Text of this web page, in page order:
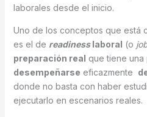
laborales desde el inicio.
Uno de los conceptos que está
es el de readinesslaboral (o
preparación real que tiene una
desempeñarse eficazmente
donde no basta con haber
ejecutarlo en escenarios reales.